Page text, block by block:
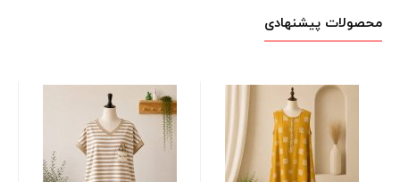
محصولات پیشنهادی